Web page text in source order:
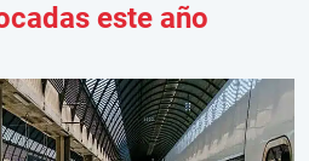
este año